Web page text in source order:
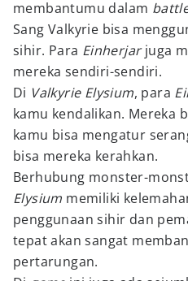
membantumu dalam
Sang Valkyrie bisa
sihir. Para Einherjarjuga
mereka sendiri-sendiri.
Di Valkyrie Elysium, para
kamu kendalikan. Mereka
kamu bisa mengatur
bisa mereka kerahkan.
Berhubung monster-
Elysium memiliki
penggunaan sihir dan
tepat akan sangat
pertarungan.